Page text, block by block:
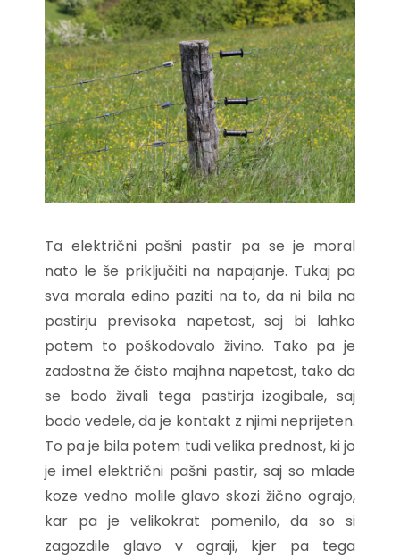
Ta električni pašni pastir pa se je moral
nato le še priključiti na napajanje. Tukaj pa
sva morala edino paziti na to, da ni bila na
pastirju previsoka napetost, saj bi lahko
potem to poškodovalo živino. Tako pa je
zadostna že čisto majhna napetost, tako da
se bodo živali tega pastirja izogibale, saj
bodo vedele, da je kontakt z njimi neprijeten.
To pa je bila potem tudi velika prednost, ki jo
je imel električni pašni pastir, saj so mlade
koze vedno molile glavo skozi žično ograjo,
kar pa je velikokrat pomenilo, da so si
zagozdile glavo v ograji, kjer pa tega